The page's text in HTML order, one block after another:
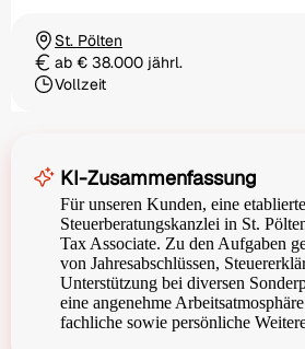
Ortschaft
St. Pölten
Gehaltab € 38.000 jährl.
Beschäftigungsart
Vollzeit
KI-Zusammenfassung
Für unseren Kunden, eine etablierte
Steuerberatungskanzlei in St.
Tax Associate. Zu den Aufgaben
von Jahresabschlüssen,
Unterstützung bei diversen
eine angenehme
fachliche sowie persönliche